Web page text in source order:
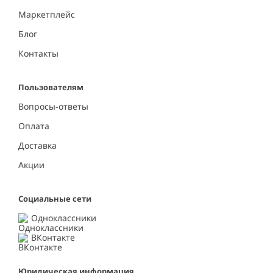
Маркетплейс
Блог
Контакты
Пользователям
Вопросы-ответы
Оплата
Доставка
Акции
Социальные сети
Одноклассники
ВКонтакте